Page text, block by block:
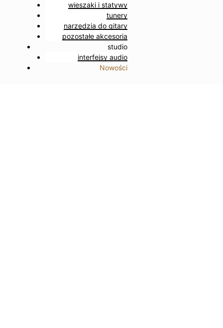
wieszaki i statywy
tunery
narzędzia do gitary
pozostałe akcesoria
studio
interfejsy audio
Nowości